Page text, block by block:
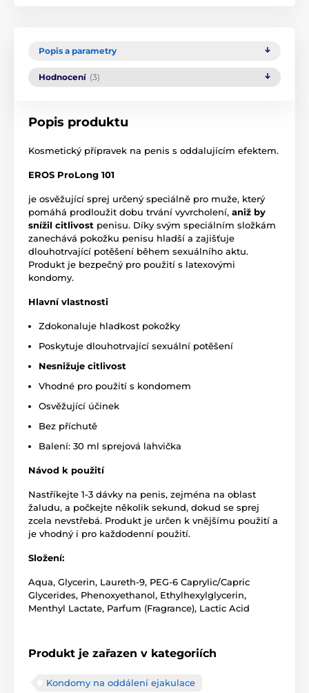
Popis a parametry
Hodnocení (3)
Popis produktu
Kosmetický přípravek na penis s oddalujícím efektem.
EROS ProLong 101
je osvěžující sprej určený speciálně pro muže, který
pomáhá prodloužit dobu trvání vyvrcholení, aniž by
snížil citlivost penisu. Díky svým speciálním složkám
zanechává pokožku penisu hladší a zajišťuje
dlouhotrvající potěšení během sexuálního aktu.
Produkt je bezpečný pro použití s latexovými
kondomy.
Hlavní vlastnosti
Zdokonaluje hladkost pokožky
Poskytuje dlouhotrvající sexuální potěšení
Nesnižuje citlivost
Vhodné pro použití s kondomem
Osvěžující účinek
Bez příchutě
Balení: 30 ml sprejová lahvička
Návod k použití
Nastříkejte 1-3 dávky na penis, zejména na oblast
žaludu, a počkejte několik sekund, dokud se sprej
zcela nevstřebá. Produkt je určen k vnějšímu použití a
je vhodný i pro každodenní použití.
Složení:
Aqua, Glycerin, Laureth-9, PEG-6 Caprylic/Capric
Glycerides, Phenoxyethanol, Ethylhexylglycerin,
Menthyl Lactate, Parfum (Fragrance), Lactic Acid
Produkt je zařazen v kategoriích
Kondomy na oddálení ejakulace